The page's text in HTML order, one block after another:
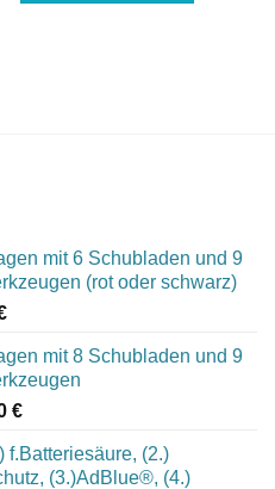
mit 6 Schubladen und 9
(rot oder schwarz)
Aktueller
ist:
922,10 €.
mit 8 Schubladen und 9
€Aktueller
ist:
f.Batteriesäure, (2.)
(3.)AdBlue®, (4.)